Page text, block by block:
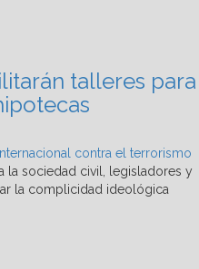
talleres para
contra el terrorismo